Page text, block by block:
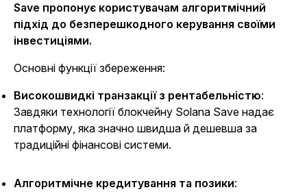
Save пропонує користувачам алгоритмічний
підхід до безперешкодного керування своїми
інвестиціями.
Основні функції збереження:
Високошвидкі транзакції з рентабельністю:
Завдяки технології блокчейну Solana Save надає
платформу, яка значно швидша й дешевша за
традиційні фінансові системи.
Алгоритмічне кредитування та позики: